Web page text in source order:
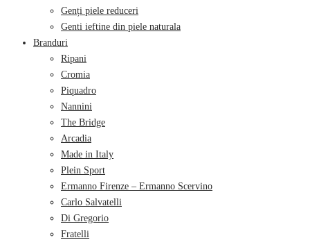
Genți piele reduceri
Genti ieftine din piele naturala
Branduri
Ripani
Cromia
Piquadro
Nannini
The Bridge
Arcadia
Made in Italy
Plein Sport
Ermanno Firenze – Ermanno Scervino
Carlo Salvatelli
Di Gregorio
Fratelli